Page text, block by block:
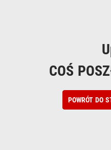
COŚ
POWRÓT DO